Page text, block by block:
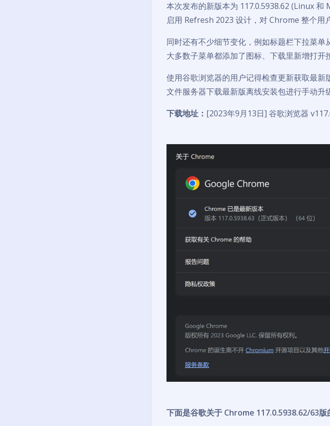
本次发布的新版本为 117.0.5938.62 (Linux 和
启用 Refresh 2023 设计，对 Chrome 整个用
同时还有不少细节变化，例如标题栏下拉菜
大多数子菜单都添加了图标、下载里新增打开
使用谷歌浏览器的用户记得检查更新获取最
文件服务器下载最新版离线安装包进行手动升
下载地址： [2023年9月13日] 谷歌浏览器
下面是谷歌关于 Chrome 117.0.5938.62/63版